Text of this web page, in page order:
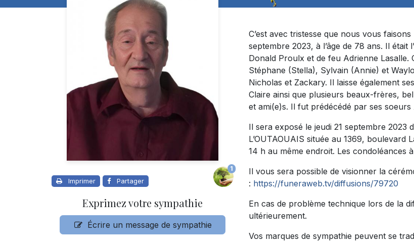
Imprimer Partager
1
Exprimez votre sympathie
Écrire un message de sympathie
C’est avec tristesse que nous vous
septembre 2023, à l’âge de 78 ans. Il
Donald Proulx et de feu Adrienne Lasalle.
Stéphane (Stella), Sylvain (Annie) et
Nicholas et Zackary. Il laisse également
Claire ainsi que plusieurs beaux-frères,
et ami(e)s. Il fut prédécédé par ses soeurs
Il sera exposé le jeudi 21 septembre 2023
L’OUTAOUAIS située au 1369, boulevard
14 h au même endroit. Les
Il vous sera possible de visionner la
: https://funeraweb.tv/diffusions/79720
En cas de problème technique lors de la
ultérieurement.
Vos marques de sympathie peuvent se